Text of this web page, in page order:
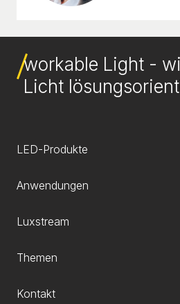
workable Light -
Licht
LED-Produkte
Anwendungen
Luxstream
Themen
Kontakt